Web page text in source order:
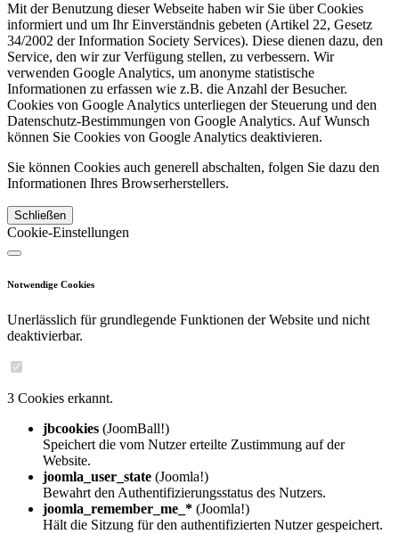
Mit der Benutzung dieser Webseite haben wir Sie über Cookies
informiert und um Ihr Einverständnis gebeten (Artikel 22, Gesetz
34/2002 der Information Society Services). Diese dienen dazu, den
Service, den wir zur Verfügung stellen, zu verbessern. Wir
verwenden Google Analytics, um anonyme statistische
Informationen zu erfassen wie z.B. die Anzahl der Besucher.
Cookies von Google Analytics unterliegen der Steuerung und den
Datenschutz-Bestimmungen von Google Analytics. Auf Wunsch
können Sie Cookies von Google Analytics deaktivieren.
Sie können Cookies auch generell abschalten, folgen Sie dazu den
Informationen Ihres Browserherstellers.
Schließen
Cookie-Einstellungen
Notwendige Cookies
Unerlässlich für grundlegende Funktionen der Website und nicht
deaktivierbar.
3 Cookies erkannt.
jbcookies (JoomBall!)
Speichert die vom Nutzer erteilte Zustimmung auf der
Website.
joomla_user_state (Joomla!)
Bewahrt den Authentifizierungsstatus des Nutzers.
joomla_remember_me_* (Joomla!)
Hält die Sitzung für den authentifizierten Nutzer gespeichert.